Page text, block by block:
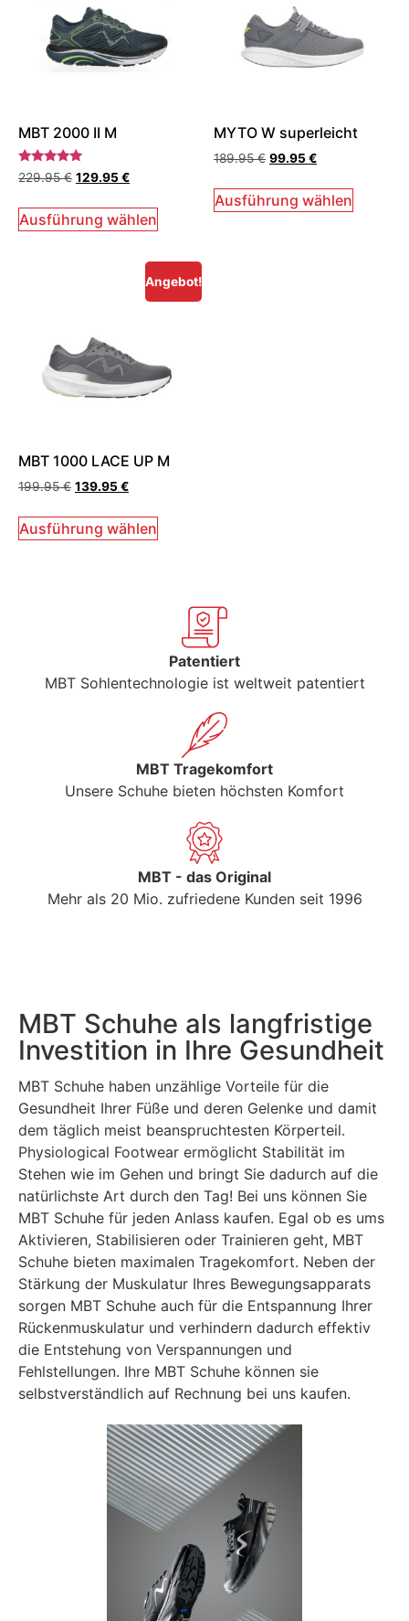
MBT 2000 II M
Bewertet
mit
von 5
229.95€ 129.95€
Ausführung wählen
MYTO W superleicht
189.95€ 99.95€
Ausführung wählen
Angebot!
MBT 1000 LACE UP M
199.95€ 139.95€
Ausführung wählen
Patentiert
MBT Sohlentechnologie ist weltweit patentiert
MBT Tragekomfort
Unsere Schuhe bieten höchsten Komfort
MBT - das Original
Mehr als 20 Mio. zufriedene Kunden seit 1996
MBT Schuhe als langfristige
Investition in Ihre Gesundheit
MBT Schuhe haben unzählige Vorteile für die
Gesundheit Ihrer Füße und deren Gelenke und damit
dem täglich meist beanspruchtesten Körperteil.
Physiological Footwear ermöglicht Stabilität im
Stehen wie im Gehen und bringt Sie dadurch auf die
natürlichste Art durch den Tag! Bei uns können Sie
MBT Schuhe für jeden Anlass kaufen. Egal ob es ums
Aktivieren, Stabilisieren oder Trainieren geht, MBT
Schuhe bieten maximalen Tragekomfort. Neben der
Stärkung der Muskulatur Ihres Bewegungsapparats
sorgen MBT Schuhe auch für die Entspannung Ihrer
Rückenmuskulatur und verhindern dadurch effektiv
die Entstehung von Verspannungen und
Fehlstellungen. Ihre MBT Schuhe können sie
selbstverständlich auf Rechnung bei uns kaufen.